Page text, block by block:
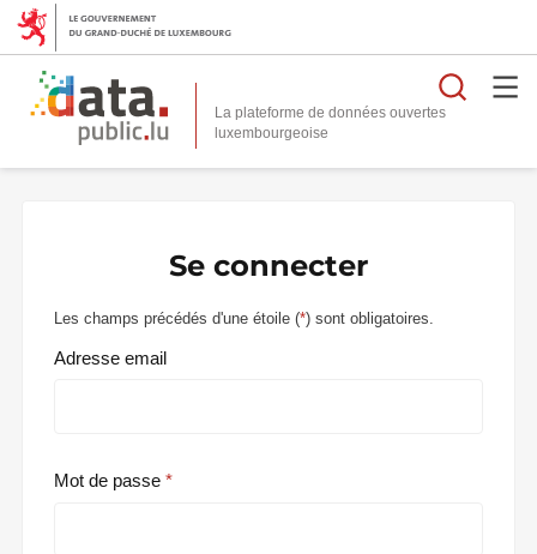
La plateforme de données ouvertes
Se connecter
Les champs précédés d'une étoile (*) sont obligatoires.
Adresse email
Mot de passe